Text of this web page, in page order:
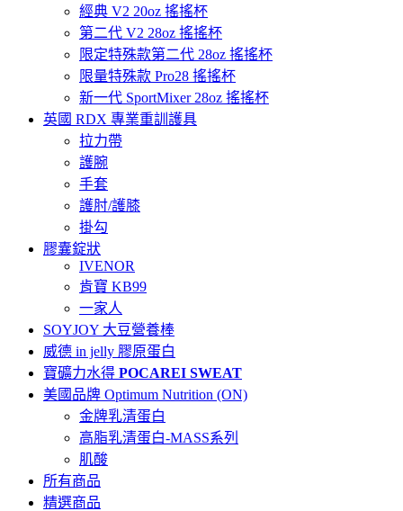
經典 V2 20oz 搖搖杯
第二代 V2 28oz 搖搖杯
限定特殊款第二代 28oz 搖搖杯
限量特殊款 Pro28 搖搖杯
新一代 SportMixer 28oz 搖搖杯
英國 RDX 專業重訓護具
拉力帶
護腕
手套
護肘/護膝
掛勾
膠囊錠狀
IVENOR
肯寶 KB99
一家人
SOYJOY 大豆營養棒
威德 in jelly 膠原蛋白
寶礦力水得 POCAREI SWEAT
美國品牌 Optimum Nutrition (ON)
金牌乳清蛋白
高脂乳清蛋白-MASS系列
肌酸
所有商品
精選商品